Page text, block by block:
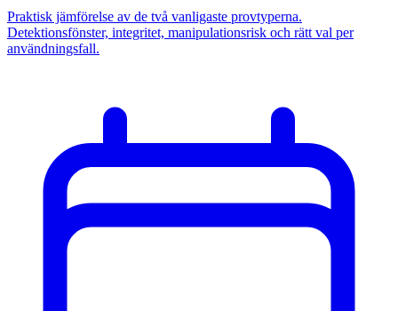
Praktisk jämförelse av de två vanligaste provtyperna.
Detektionsfönster, integritet, manipulationsrisk och rätt val per
användningsfall.